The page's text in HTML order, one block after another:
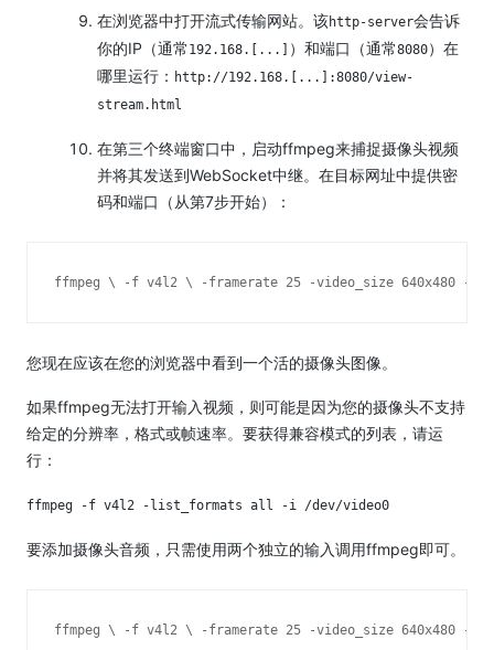
在浏览器中打开流式传输网站。 该http-server会告诉
你的IP（通常 192.168.[...] ）和端口（通常8080）在
哪里运行： http://192.168.[...]:8080/view-
stream.html
在第三个终端窗口中，启动ffmpeg来捕捉摄像头视频
并将其发送到WebSocket中继。 在目标网址中提供密
码和端口（从第7步开始）：
ffmpeg \ -f v4l2 \ -framerate 25 -video_size 640x480 -i
您现在应该在您的浏览器中看到一个活的摄像头图像。
如果ffmpeg无法打开输入视频，则可能是因为您的摄像头不支持
给定的分辨率，格式或帧速率。 要获得兼容模式的列表，请运
行：
ffmpeg -f v4l2 -list_formats all -i /dev/video0
要添加摄像头音频，只需使用两个独立的输入调用ffmpeg即可。
ffmpeg \ -f v4l2 \ -framerate 25 -video_size 640x480 -i